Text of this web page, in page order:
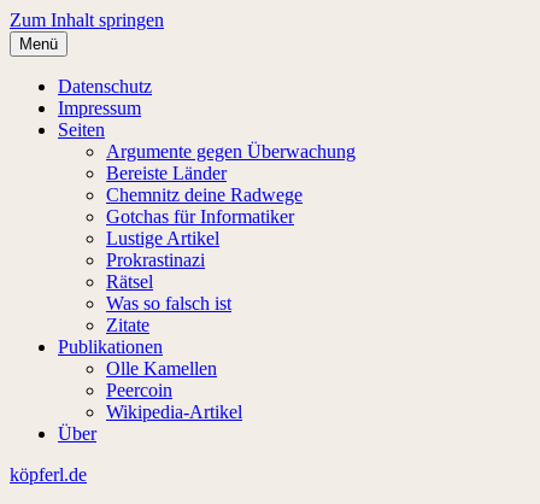
Zum Inhalt springen
Menü
Datenschutz
Impressum
Seiten
Argumente gegen Überwachung
Bereiste Länder
Chemnitz deine Radwege
Gotchas für Informatiker
Lustige Artikel
Prokrastinazi
Rätsel
Was so falsch ist
Zitate
Publikationen
Olle Kamellen
Peercoin
Wikipedia-Artikel
Über
köpferl.de